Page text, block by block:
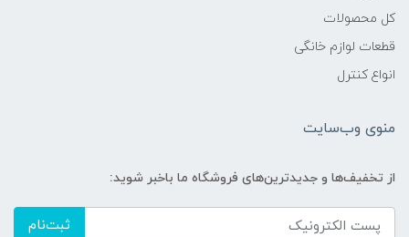
کل محصولات
قطعات لوازم خانگی
انواع کنترل
منوی وب‌سایت
از تخفیف‌ها و جدیدترین‌های فروشگاه ما باخبر شوید:
ثبت‌نام